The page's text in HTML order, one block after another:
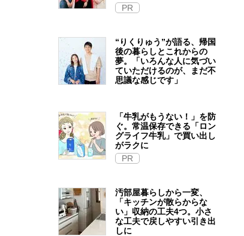
PR
“りくりゅう”が語る、帰国
後の暮らしとこれからの
夢。「いろんな人に気づい
ていただけるのが、まだ不
思議な感じです」
「牛乳がもうない！」を防
ぐ。常温保存できる「ロン
グライフ牛乳」で買い出し
がラクに
PR
汚部屋暮らしから一変、
「キッチンが散らからな
い」収納の工夫4つ。小さ
な工夫で戻しやすい引き出
しに